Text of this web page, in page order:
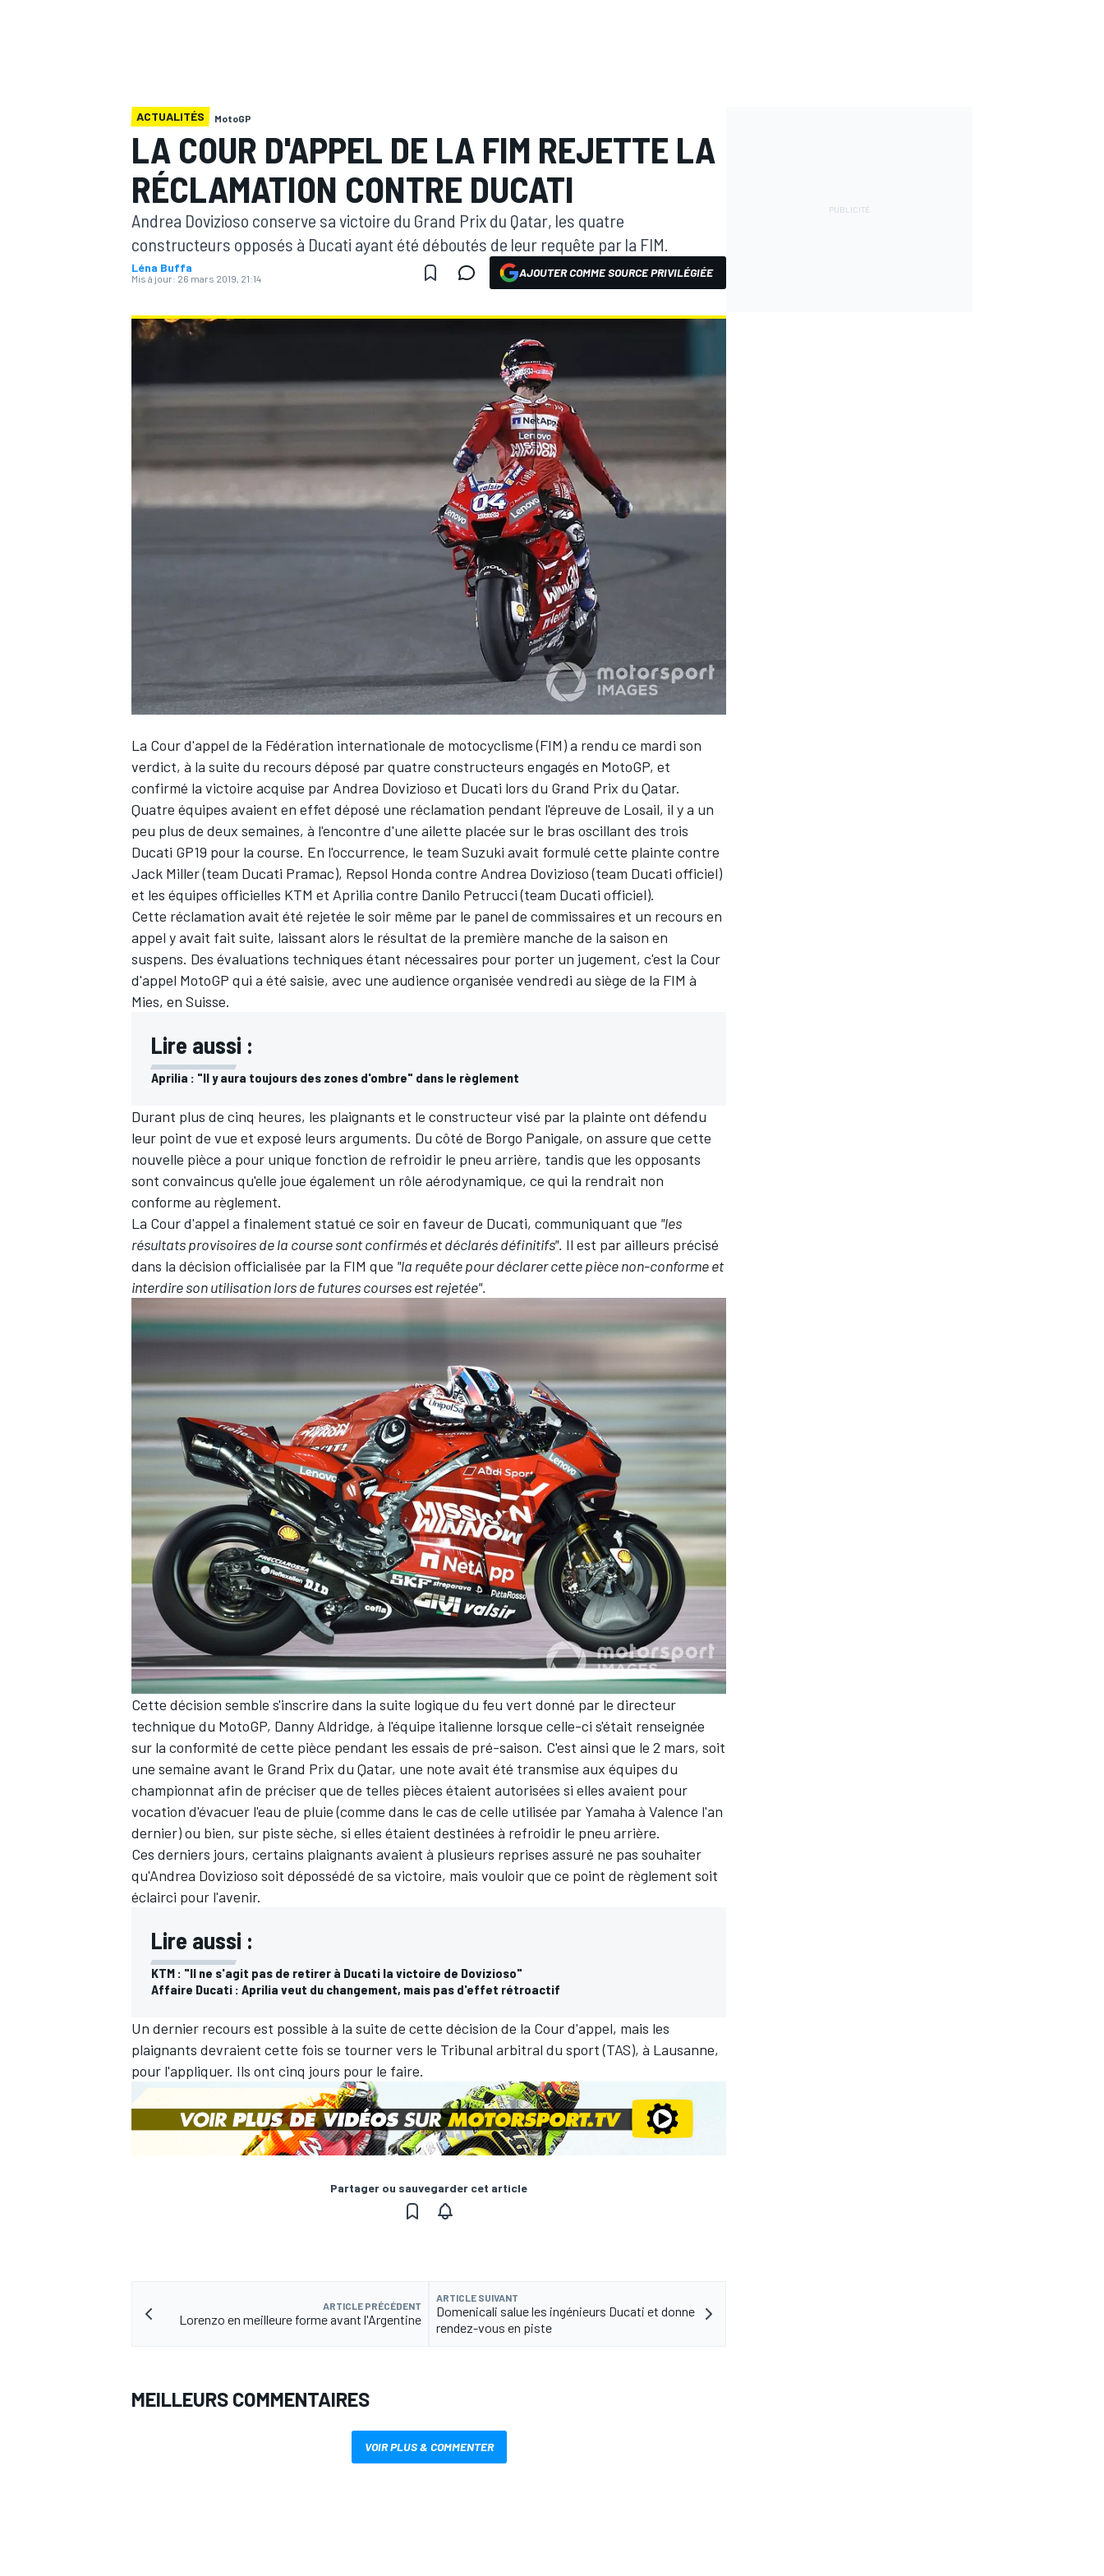
MOTOGP
AUTRES CHAMPIONNATS
ACTUALITÉS MotoGP
LA COUR D'APPEL DE LA FIM REJETTE LA
RÉCLAMATION CONTRE DUCATI
Andrea Dovizioso conserve sa victoire du Grand Prix du Qatar, les quatre
constructeurs opposés à Ducati ayant été déboutés de leur requête par la FIM.
Léna Buffa
Mis à jour: 26 mars 2019, 21:14 AJOUTER COMME SOURCE PRIVILÉGIÉE
La Cour d'appel de la Fédération internationale de motocyclisme (FIM) a rendu ce mardi son
verdict, à la suite du recours déposé par quatre constructeurs engagés en MotoGP, et
confirmé la victoire acquise par Andrea Dovizioso et Ducati lors du Grand Prix du Qatar.
Quatre équipes avaient en effet déposé une réclamation pendant l'épreuve de Losail, il y a un
peu plus de deux semaines, à l'encontre d'une ailette placée sur le bras oscillant des trois
Ducati GP19 pour la course. En l'occurrence, le team Suzuki avait formulé cette plainte contre
Jack Miller (team Ducati Pramac), Repsol Honda contre Andrea Dovizioso (team Ducati officiel)
et les équipes officielles KTM et Aprilia contre Danilo Petrucci (team Ducati officiel).
Cette réclamation avait été rejetée le soir même par le panel de commissaires et un recours en
appel y avait fait suite, laissant alors le résultat de la première manche de la saison en
suspens. Des évaluations techniques étant nécessaires pour porter un jugement, c'est la Cour
d'appel MotoGP qui a été saisie, avec une audience organisée vendredi au siège de la FIM à
Mies, en Suisse.
Lire aussi :
Aprilia : "Il y aura toujours des zones d'ombre" dans le règlement
Durant plus de cinq heures, les plaignants et le constructeur visé par la plainte ont défendu
leur point de vue et exposé leurs arguments. Du côté de Borgo Panigale, on assure que cette
nouvelle pièce a pour unique fonction de refroidir le pneu arrière, tandis que les opposants
sont convaincus qu'elle joue également un rôle aérodynamique, ce qui la rendrait non
conforme au règlement.
La Cour d'appel a finalement statué ce soir en faveur de Ducati, communiquant que "les
résultats provisoires de la course sont confirmés et déclarés définitifs". Il est par ailleurs précisé
dans la décision officialisée par la FIM que "la requête pour déclarer cette pièce non-conforme et
interdire son utilisation lors de futures courses est rejetée".
Cette décision semble s'inscrire dans la suite logique du feu vert donné par le directeur
technique du MotoGP, Danny Aldridge, à l'équipe italienne lorsque celle-ci s'était renseignée
sur la conformité de cette pièce pendant les essais de pré-saison. C'est ainsi que le 2 mars, soit
une semaine avant le Grand Prix du Qatar, une note avait été transmise aux équipes du
championnat afin de préciser que de telles pièces étaient autorisées si elles avaient pour
vocation d'évacuer l'eau de pluie (comme dans le cas de celle utilisée par Yamaha à Valence l'an
dernier) ou bien, sur piste sèche, si elles étaient destinées à refroidir le pneu arrière.
Ces derniers jours, certains plaignants avaient à plusieurs reprises assuré ne pas souhaiter
qu'Andrea Dovizioso soit dépossédé de sa victoire, mais vouloir que ce point de règlement soit
éclairci pour l'avenir.
Lire aussi :
KTM : "Il ne s'agit pas de retirer à Ducati la victoire de Dovizioso"
Affaire Ducati : Aprilia veut du changement, mais pas d'effet rétroactif
Un dernier recours est possible à la suite de cette décision de la Cour d'appel, mais les
plaignants devraient cette fois se tourner vers le Tribunal arbitral du sport (TAS), à Lausanne,
pour l'appliquer. Ils ont cinq jours pour le faire.
Partager ou sauvegarder cet article
ARTICLE PRÉCÉDENT
Lorenzo en meilleure forme avant l'Argentine
ARTICLE SUIVANT
Domenicali salue les ingénieurs Ducati et donne
rendez-vous en piste
MEILLEURS COMMENTAIRES
VOIR PLUS & COMMENTER